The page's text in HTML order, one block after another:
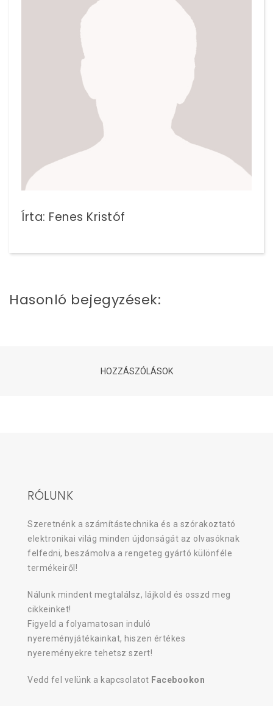
Írta: Fenes Kristóf
Hasonló bejegyzések:
HOZZÁSZÓLÁSOK
RÓLUNK
Szeretnénk a számítástechnika és a szórakoztató
elektronikai világ minden újdonságát az olvasóknak
felfedni, beszámolva a rengeteg gyártó különféle
termékeiről!
Nálunk mindent megtalálsz, lájkold és osszd meg
cikkeinket!
Figyeld a folyamatosan induló
nyereményjátékainkat, hiszen értékes
nyereményekre tehetsz szert!
Vedd fel velünk a kapcsolatot Facebookon